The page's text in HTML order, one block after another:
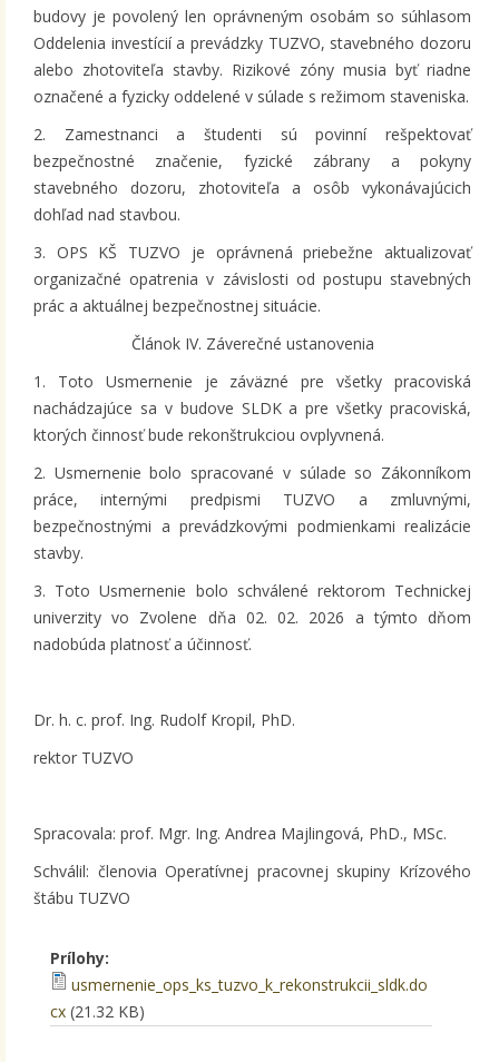
budovy je povolený len oprávneným osobám so súhlasom
Oddelenia investícií a prevádzky TUZVO, stavebného dozoru
alebo zhotoviteľa stavby. Rizikové zóny musia byť riadne
označené a fyzicky oddelené v súlade s režimom staveniska.
2. Zamestnanci a študenti sú povinní rešpektovať
bezpečnostné značenie, fyzické zábrany a pokyny
stavebného dozoru, zhotoviteľa a osôb vykonávajúcich
dohľad nad stavbou.
3. OPS KŠ TUZVO je oprávnená priebežne aktualizovať
organizačné opatrenia v závislosti od postupu stavebných
prác a aktuálnej bezpečnostnej situácie.
Článok IV. Záverečné ustanovenia
1. Toto Usmernenie je záväzné pre všetky pracoviská
nachádzajúce sa v budove SLDK a pre všetky pracoviská,
ktorých činnosť bude rekonštrukciou ovplyvnená.
2. Usmernenie bolo spracované v súlade so Zákonníkom
práce, internými predpismi TUZVO a zmluvnými,
bezpečnostnými a prevádzkovými podmienkami realizácie
stavby.
3. Toto Usmernenie bolo schválené rektorom Technickej
univerzity vo Zvolene dňa 02. 02. 2026 a týmto dňom
nadobúda platnosť a účinnosť.
Dr. h. c. prof. Ing. Rudolf Kropil, PhD.
rektor TUZVO
Spracovala: prof. Mgr. Ing. Andrea Majlingová, PhD., MSc.
Schválil: členovia Operatívnej pracovnej skupiny Krízového
štábu TUZVO
Prílohy:
usmernenie_ops_ks_tuzvo_k_rekonstrukcii_sldk.do
cx (21.32 KB)